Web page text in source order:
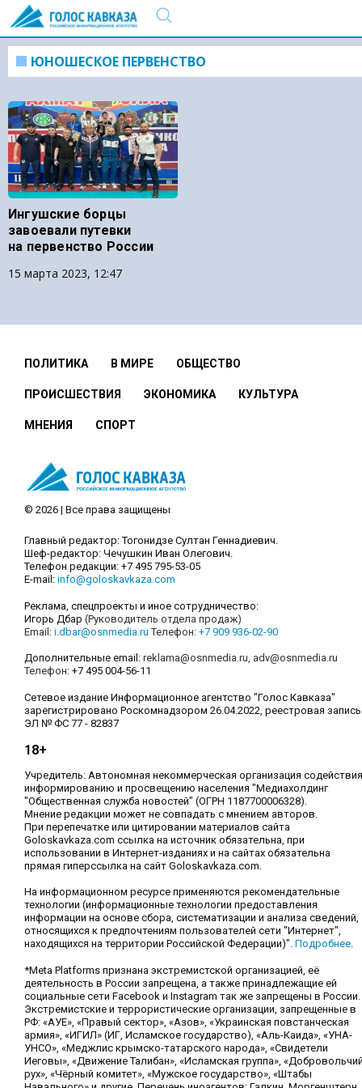
ЮНОШЕСКОЕ ПЕРВЕНСТВО
Ингушские борцы
завоевали путевки
на первенство России
15 марта 2023, 12:47
ПОЛИТИКА В МИРЕ ОБЩЕСТВО
ПРОИСШЕСТВИЯ ЭКОНОМИКА КУЛЬТУРА
МНЕНИЯ СПОРТ
© 2026 | Все права защищены
Главный редактор: Тогонидзе Султан Геннадиевич.
Шеф-редактор: Чечушкин Иван Олегович.
Телефон редакции: +7 495 795-53-05
E-mail: info@goloskavkaza.com
Реклама, спецпроекты и иное сотрудничество:
Игорь Дбар (Руководитель отдела продаж)
Email: i.dbar@osnmedia.ru Телефон: +7 909 936-02-90
Дополнительные email: reklama@osnmedia.ru, adv@osnmedia.ru
Телефон: +7 495 004-56-11
Сетевое издание Информационное агентство "Голос Кавказа"
зарегистрировано Роскомнадзором 26.04.2022, реестровая запись
ЭЛ № ФС 77 - 82837
18+
Учредитель: Автономная некоммерческая организация содействия
информированию и просвещению населения "Медиахолдинг
"Общественная служба новостей" (ОГРН 1187700006328).
Мнение редакции может не совпадать с мнением авторов.
При перепечатке или цитировании материалов сайта
Goloskavkaza.com ссылка на источник обязательна, при
использовании в Интернет-изданиях и на сайтах обязательна
прямая гиперссылка на сайт Goloskavkaza.com.
На информационном ресурсе применяются рекомендательные
технологии (информационные технологии предоставления
информации на основе сбора, систематизации и анализа сведений,
относящихся к предпочтениям пользователей сети "Интернет",
находящихся на территории Российской Федерации)". Подробнее.
*Meta Platforms признана экстремистской организацией, её
деятельность в России запрещена, а также принадлежащие ей
социальные сети Facebook и Instagram так же запрещены в России.
Экстремистские и террористические организации, запрещенные в
РФ: «АУЕ», «Правый сектор», «Азов», «Украинская повстанческая
армия», «ИГИЛ» (ИГ, Исламское государство), «Аль-Каида», «УНА-
УНСО», «Меджлис крымско-татарского народа», «Свидетели
Иеговы», «Движение Талибан», «Исламская группа»,
рух», «Чёрный комитет», «Мужское государство», «Штабы